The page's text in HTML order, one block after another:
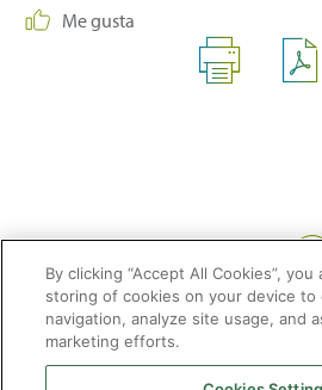
Me gusta
By clicking “Accept All Cookies”,
storing of cookies on your device to
navigation, analyze site usage, and
marketing efforts.